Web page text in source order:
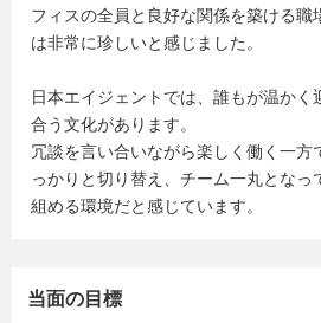
フィスの全員と良好な関係を築ける職
は非常に珍しいと感じました。
日本エイジェントでは、誰もが温かく
合う文化があります。
冗談を言い合いながら楽しく働く一方
っかりと切り替え、チーム一丸となっ
組める環境だと感じています。
当面の目標